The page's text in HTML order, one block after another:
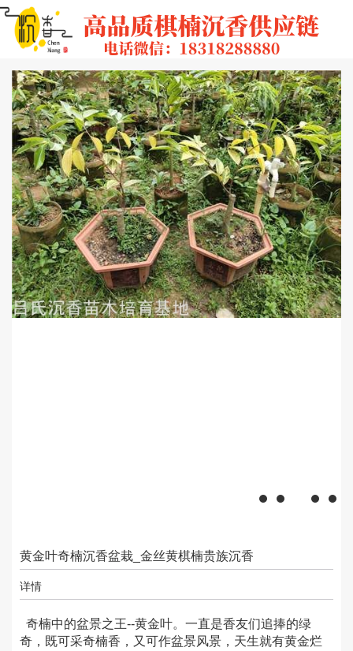
黄金叶奇楠沉香盆栽_金丝黄棋楠贵族沉香
详情
奇楠中的盆景之王--黄金叶。一直是香友们追捧的绿
奇，既可采奇楠香，又可作盆景风景，天生就有黄金烂